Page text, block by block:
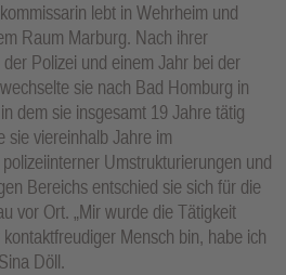
lebt in Wehrheim und
Raum Marburg. Nach ihrer
Polizei und einem Jahr bei der
sie nach Bad Homburg in
dem sie insgesamt 19 Jahre tätig
sie viereinhalb Jahre im
Umstrukturierungen und
Bereichs entschied sie sich für die
vor Ort. „Mir wurde die Tätigkeit
Mensch bin, habe ich
Döll.